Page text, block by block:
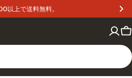
以上で送料無料。
カ
ー
ト